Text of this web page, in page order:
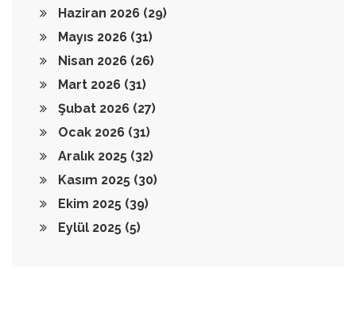
Haziran 2026 (29)
Mayıs 2026 (31)
Nisan 2026 (26)
Mart 2026 (31)
Şubat 2026 (27)
Ocak 2026 (31)
Aralık 2025 (32)
Kasım 2025 (30)
Ekim 2025 (39)
Eylül 2025 (5)